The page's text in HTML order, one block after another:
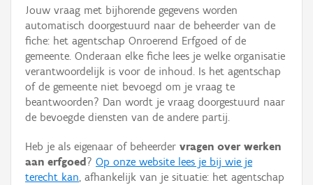
Waarneming
Thema
Gebeurtenis
Persoon of collectief
Hergebruik
Jouw vraag met bijhorende gegevens worden
automatisch doorgestuurd naar de beheerder van de
fiche: het agentschap Onroerend Erfgoed of de
gemeente. Onderaan elke fiche lees je welke organisatie
verantwoordelijk is voor de inhoud. Is het agentschap
of de gemeente niet bevoegd om je vraag te
beantwoorden? Dan wordt je vraag doorgestuurd naar
de bevoegde diensten van de andere partij.
Heb je als eigenaar of beheerder vragen over werken
aan erfgoed ? Op onze website lees je bij wie je
terecht kan, afhankelijk van je situatie: het agentschap